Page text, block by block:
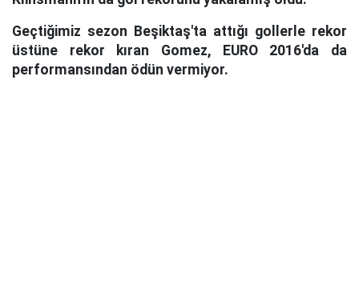
Geçtiğimiz sezon Beşiktaş'ta attığı gollerle rekor
üstüne rekor kıran Gomez, EURO 2016'da da
performansından ödün vermiyor.